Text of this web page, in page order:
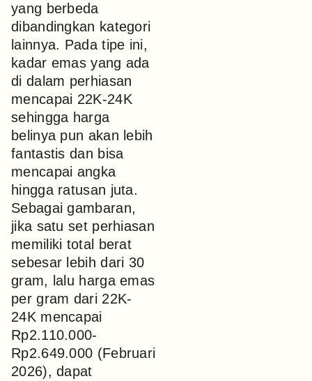
yang berbeda
dibandingkan kategori
lainnya. Pada tipe ini,
kadar emas yang ada
di dalam perhiasan
mencapai 22K-24K
sehingga harga
belinya pun akan lebih
fantastis dan bisa
mencapai angka
hingga ratusan juta.
Sebagai gambaran,
jika satu set perhiasan
memiliki total berat
sebesar lebih dari 30
gram, lalu harga emas
per gram dari 22K-
24K mencapai
Rp2.110.000-
Rp2.649.000 (Februari
2026), dapat